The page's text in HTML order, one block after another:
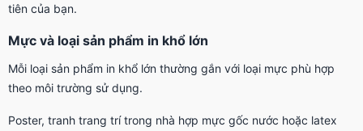
tiên của bạn.
Mực và loại sản phẩm in khổ lớn
Mỗi loại sản phẩm in khổ lớn thường gắn với loại mực phù hợp
theo môi trường sử dụng.
Poster, tranh trang trí trong nhà hợp mực gốc nước hoặc latex